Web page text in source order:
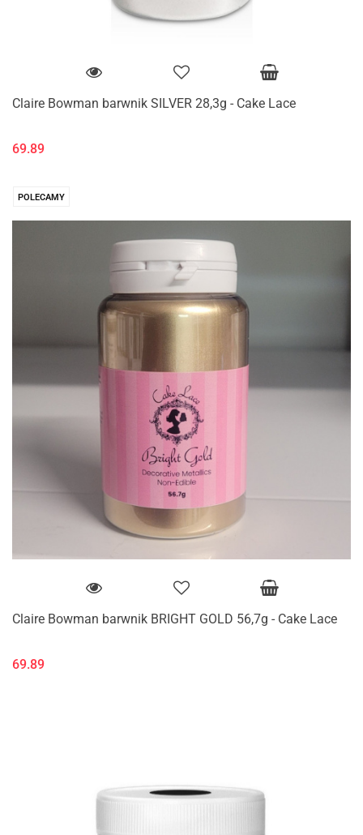
Claire Bowman barwnik SILVER 28,3g - Cake Lace
69.89
POLECAMY
Claire Bowman barwnik BRIGHT GOLD 56,7g - Cake Lace
69.89